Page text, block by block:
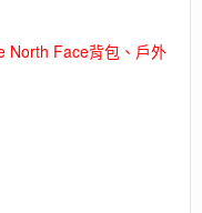
North Face背包、戶外